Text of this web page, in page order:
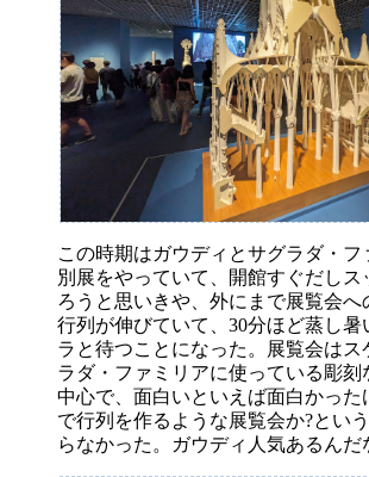
この時期はガウディとサグラダ・フ
別展をやっていて、開館すぐだしス
ろうと思いきや、外にまで展覧会へ
行列が伸びていて、30分ほど蒸し暑
ラと待つことになった。展覧会はス
ラダ・ファミリアに使っている彫刻
中心で、面白いといえば面白かった
で行列を作るような展覧会か?とい
らなかった。ガウディ人気あるんだ